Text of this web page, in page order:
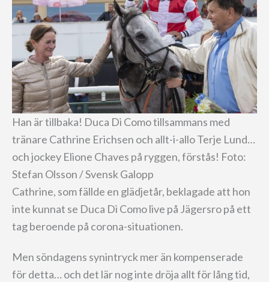
Han är tillbaka! Duca Di Como tillsammans med
tränare Cathrine Erichsen och allt-i-allo Terje Lund…
och jockey Elione Chaves på ryggen, förstås! Foto:
Stefan Olsson / Svensk Galopp
Cathrine, som fällde en glädjetår, beklagade att hon
inte kunnat se Duca Di Como live på Jägersro på ett
tag beroende på corona-situationen.
Men söndagens synintryck mer än kompenserade
för detta… och det lär nog inte dröja allt för lång tid,